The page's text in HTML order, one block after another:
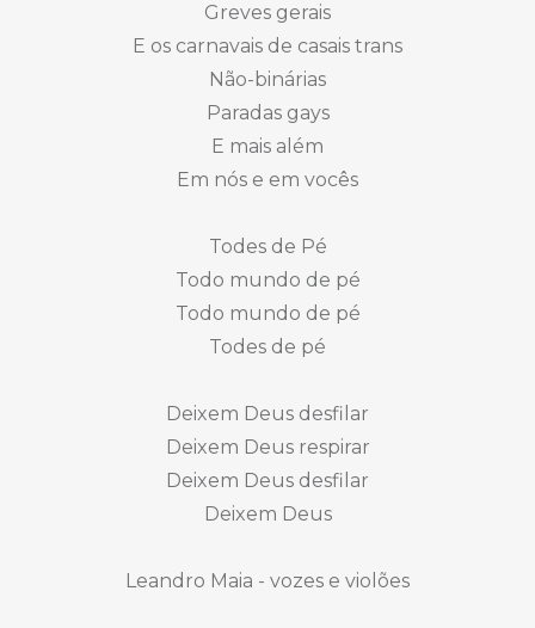
Greves gerais
E os carnavais de casais trans
Não-binárias
Paradas gays
E mais além
Em nós e em vocês
Todes de Pé
Todo mundo de pé
Todo mundo de pé
Todes de pé
Deixem Deus desfilar
Deixem Deus respirar
Deixem Deus desfilar
Deixem Deus
Leandro Maia - vozes e violões